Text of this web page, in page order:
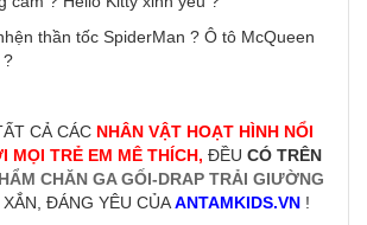
thần tốc SpiderMan ? Ô tô McQueen
?
CẢ CÁC NHÂN VẬT HOẠT HÌNH NỔI
MỌI TRẺ EM MÊ THÍCH, ĐỀU CÓ TRÊN
CHĂN GA GỐI-DRAP TRẢI GIƯỜNG
ĐÁNG YÊU CỦA ANTAMKIDS.VN !